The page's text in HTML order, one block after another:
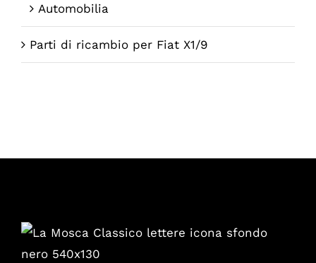
Automobilia
Parti di ricambio per Fiat X1/9